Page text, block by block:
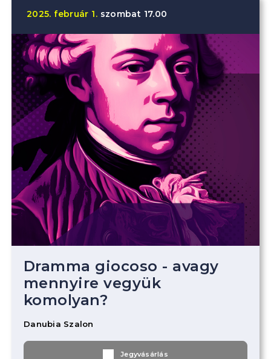
2025. február 1. szombat 17.00
Dramma giocoso - avagy
mennyire vegyük
komolyan?
Danubia Szalon
Jegyvásárlás